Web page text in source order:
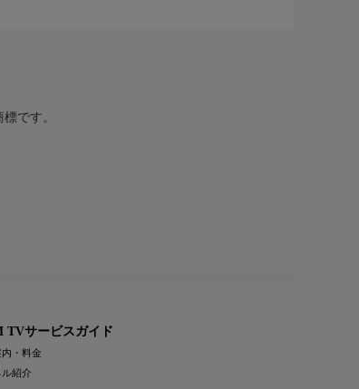
です。
TVサービスガイド
内・料金
ル紹介